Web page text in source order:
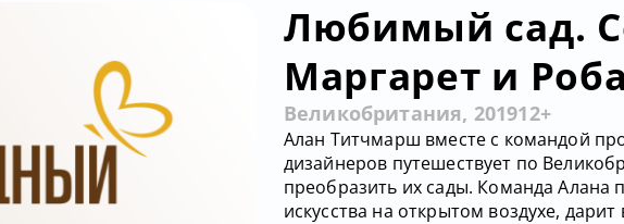
Любимый сад.
Маргарет и
Великобритания, 201912+
Алан Титчмарш вместе с командой
дизайнеров путешествует по
преобразить их сады. Команда
искусства на открытом воздухе,